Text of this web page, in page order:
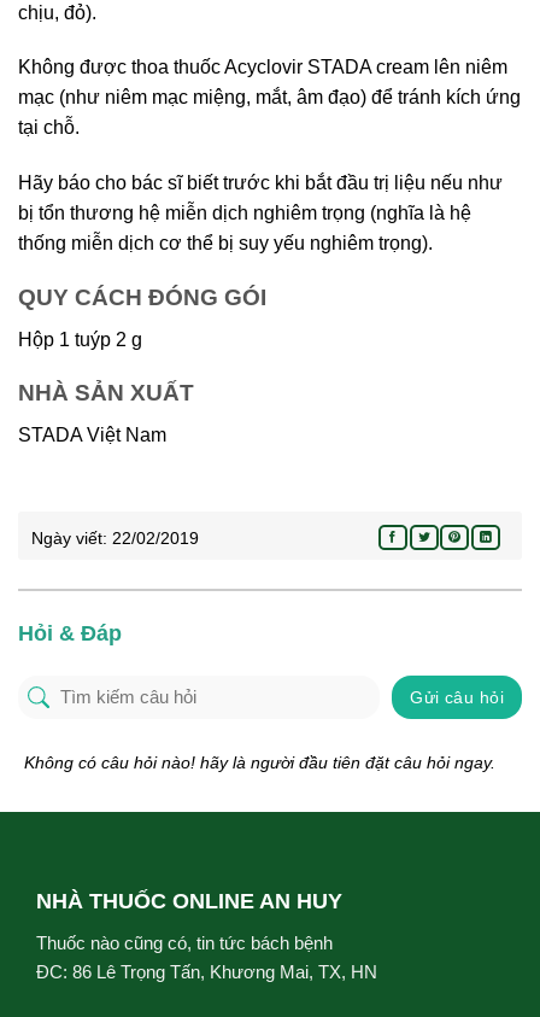
chịu, đỏ).
Không được thoa thuốc Acyclovir STADA cream lên niêm
mạc (như niêm mạc miệng, mắt, âm đạo) để tránh kích ứng
tại chỗ.
Hãy báo cho bác sĩ biết trước khi bắt đầu trị liệu nếu như
bị tổn thương hệ miễn dịch nghiêm trọng (nghĩa là hệ
thống miễn dịch cơ thể bị suy yếu nghiêm trọng).
QUY CÁCH ĐÓNG GÓI
Hộp 1 tuýp 2 g
NHÀ SẢN XUẤT
STADA Việt Nam
Ngày viết: 22/02/2019
Hỏi & Đáp
Gửi câu hỏi
Không có câu hỏi nào! hãy là người đầu tiên đặt câu hỏi ngay.
NHÀ THUỐC ONLINE AN HUY
Thuốc nào cũng có, tin tức bách bệnh
ĐC: 86 Lê Trọng Tấn, Khương Mai, TX, HN